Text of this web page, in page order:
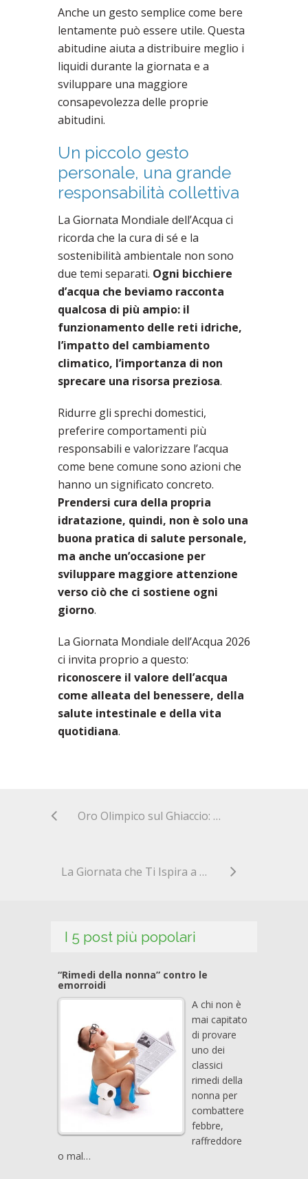
Anche un gesto semplice come bere
lentamente può essere utile. Questa
abitudine aiuta a distribuire meglio i
liquidi durante la giornata e a
sviluppare una maggiore
consapevolezza delle proprie
abitudini.
Un piccolo gesto
personale, una grande
responsabilità collettiva
La Giornata Mondiale dell’Acqua ci
ricorda che la cura di sé e la
sostenibilità ambientale non sono
due temi separati. Ogni bicchiere
d’acqua che beviamo racconta
qualcosa di più ampio: il
funzionamento delle reti idriche,
l’impatto del cambiamento
climatico, l’importanza di non
sprecare una risorsa preziosa.
Ridurre gli sprechi domestici,
preferire comportamenti più
responsabili e valorizzare l’acqua
come bene comune sono azioni che
hanno un significato concreto.
Prendersi cura della propria
idratazione, quindi, non è solo una
buona pratica di salute personale,
ma anche un’occasione per
sviluppare maggiore attenzione
verso ciò che ci sostiene ogni
giorno.
La Giornata Mondiale dell’Acqua 2026
ci invita proprio a questo:
riconoscere il valore dell’acqua
come alleata del benessere, della
salute intestinale e della vita
quotidiana.
Oro Olimpico sul Ghiaccio: Scopri il Pattinaggio ad Alta Velocità
La Giornata che Ti Ispira a Muoverti sta arrivando…. e non è un Pesce d’Aprile!
I 5 post più popolari
“Rimedi della nonna” contro le
emorroidi
A chi non è
mai capitato
di provare
uno dei
classici
rimedi della
nonna per
combattere
febbre,
raffreddore
o mal…